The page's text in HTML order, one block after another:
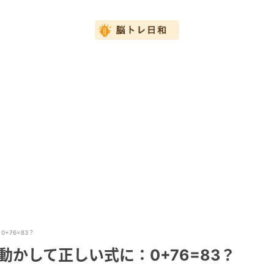
0+76=83？
かして正しい式に：0+76=83？